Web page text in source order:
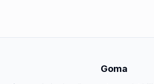
Goma